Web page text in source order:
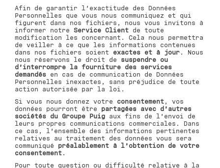
Afin de garantir l’exactitude des Données
Personnelles que vous nous communiquez et qui
figurent dans nos fichiers, nous vous invitons à
informer notre Service Client de toute
modification les concernant. Cela nous permettra
de veiller à ce que les informations contenues
dans nos fichiers soient exactes et à jour . Nous
nous réservons le droit de suspendre ou
d’interrompre la fourniture des services
demandés en cas de communication de Données
Personnelles inexactes, sans préjudice de toute
action autorisée par la loi.
Si vous nous donnez votre consentement , vos
données pourront être partagées avec d’autres
sociétés du Groupe Puig aux fins de l’envoi de
leurs propres communications commerciales. Dans
ce cas, l’ensemble des informations pertinentes
relatives au traitement des données vous sera
communiqué préalablement à l’obtention de votre
consentement .
Pour toute question ou difficulté relative à la